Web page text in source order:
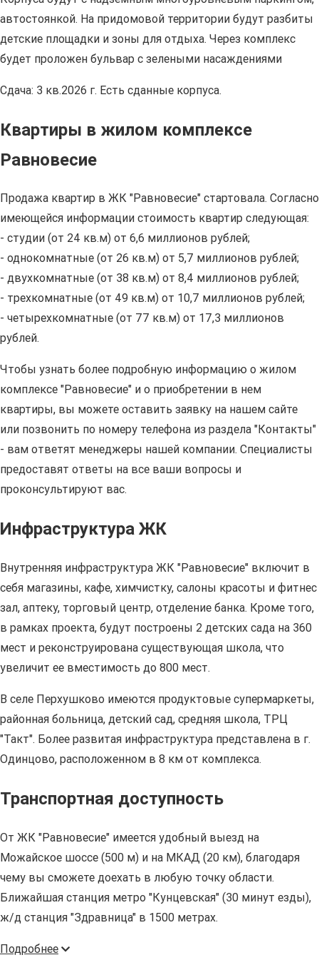
автостоянкой. На придомовой территории будут разбиты
детские площадки и зоны для отдыха. Через комплекс
будет проложен бульвар с зелеными насаждениями
Сдача: 3 кв.2026 г. Есть сданные корпуса.
Квартиры в жилом комплексе
Равновесие
Продажа квартир в ЖК "Равновесие" стартовала. Согласно
имеющейся информации стоимость квартир следующая:
- студии (от 24 кв.м) от 6,6 миллионов рублей;
- однокомнатные (от 26 кв.м) от 5,7 миллионов рублей;
- двухкомнатные (от 38 кв.м) от 8,4 миллионов рублей;
- трехкомнатные (от 49 кв.м) от 10,7 миллионов рублей;
- четырехкомнатные (от 77 кв.м) от 17,3 миллионов
рублей.
Чтобы узнать более подробную информацию о жилом
комплексе "Равновесие" и о приобретении в нем
квартиры, вы можете оставить заявку на нашем сайте
или позвонить по номеру телефона из раздела "Контакты"
- вам ответят менеджеры нашей компании. Специалисты
предоставят ответы на все ваши вопросы и
проконсультируют вас.
Инфраструктура ЖК
Внутренняя инфраструктура ЖК "Равновесие" включит в
себя магазины, кафе, химчистку, салоны красоты и фитнес
зал, аптеку, торговый центр, отделение банка. Кроме того,
в рамках проекта, будут построены 2 детских сада на 360
мест и реконструирована существующая школа, что
увеличит ее вместимость до 800 мест.
В селе Перхушково имеются продуктовые супермаркеты,
районная больница, детский сад, средняя школа, ТРЦ
"Такт". Более развитая инфраструктура представлена в г.
Одинцово, расположенном в 8 км от комплекса.
Транспортная доступность
От ЖК "Равновесие" имеется удобный выезд на
Можайское шоссе (500 м) и на МКАД (20 км), благодаря
чему вы сможете доехать в любую точку области.
Ближайшая станция метро "Кунцевская" (30 минут езды),
ж/д станция "Здравница" в 1500 метрах.
Подробнее